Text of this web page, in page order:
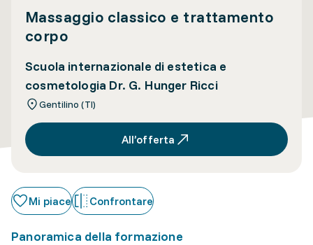
Massaggio classico e trattamento
corpo
Scuola internazionale di estetica e
cosmetologia Dr. G. Hunger Ricci
Gentilino (TI)
All’offerta
Mi piace Confrontare
Panoramica della formazione